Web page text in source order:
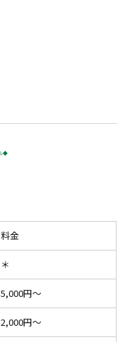
料金
＊
5,000円〜
2,000円〜